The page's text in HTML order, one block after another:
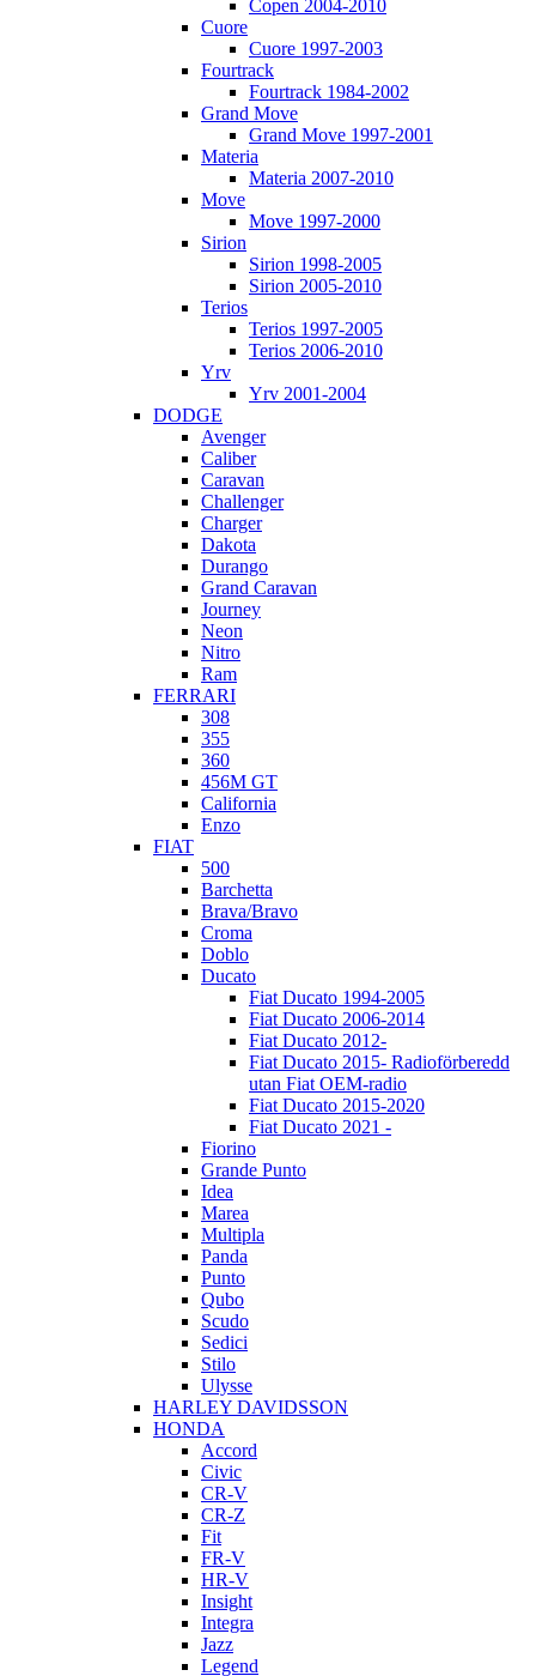
Copen 2004-2010
Cuore
Cuore 1997-2003
Fourtrack
Fourtrack 1984-2002
Grand Move
Grand Move 1997-2001
Materia
Materia 2007-2010
Move
Move 1997-2000
Sirion
Sirion 1998-2005
Sirion 2005-2010
Terios
Terios 1997-2005
Terios 2006-2010
Yrv
Yrv 2001-2004
DODGE
Avenger
Caliber
Caravan
Challenger
Charger
Dakota
Durango
Grand Caravan
Journey
Neon
Nitro
Ram
FERRARI
308
355
360
456M GT
California
Enzo
FIAT
500
Barchetta
Brava/Bravo
Croma
Doblo
Ducato
Fiat Ducato 1994-2005
Fiat Ducato 2006-2014
Fiat Ducato 2012-
Fiat Ducato 2015- Radioförberedd
utan Fiat OEM-radio
Fiat Ducato 2015-2020
Fiat Ducato 2021 -
Fiorino
Grande Punto
Idea
Marea
Multipla
Panda
Punto
Qubo
Scudo
Sedici
Stilo
Ulysse
HARLEY DAVIDSSON
HONDA
Accord
Civic
CR-V
CR-Z
Fit
FR-V
HR-V
Insight
Integra
Jazz
Legend